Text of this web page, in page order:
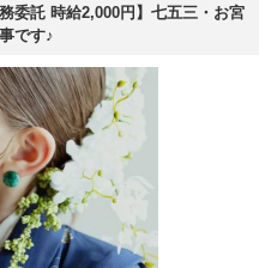
委託 時給2,000円】七五三・お宮
です♪